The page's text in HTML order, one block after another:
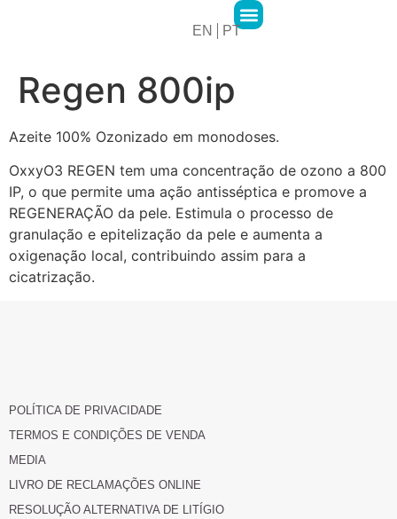
EN PT
Regen 800ip
Azeite 100% Ozonizado em monodoses.
OxxyO3 REGEN tem uma concentração de ozono a 800
IP, o que permite uma ação antisséptica e promove a
REGENERAÇÃO da pele. Estimula o processo de
granulação e epitelização da pele e aumenta a
oxigenação local, contribuindo assim para a
cicatrização.
POLÍTICA DE PRIVACIDADE
TERMOS E CONDIÇÕES DE VENDA
MEDIA
LIVRO DE RECLAMAÇÕES ONLINE
RESOLUÇÃO ALTERNATIVA DE LITÍGIO